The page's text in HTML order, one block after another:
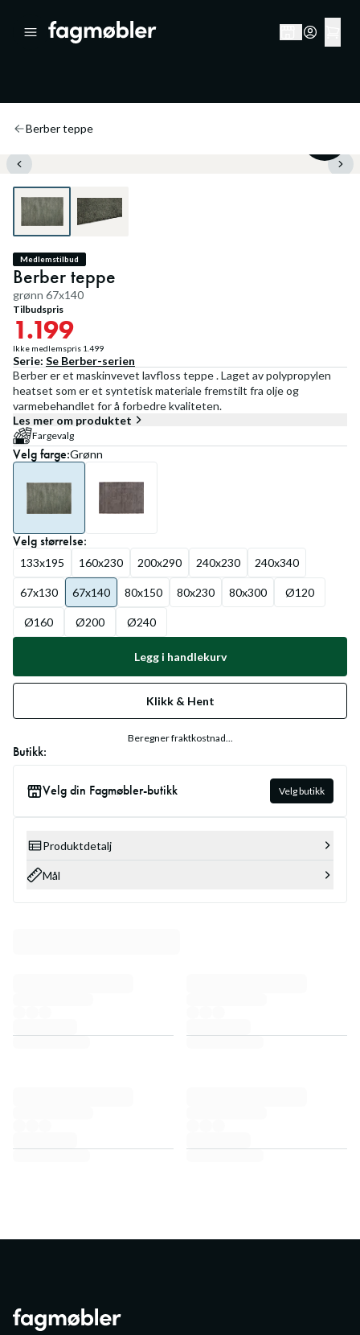
Berber teppe
Medlemstilbud
Berber teppe
grønn 67x140
Tilbudspris
1.199
Ikke medlemspris 1.499
Serie: Se Berber-serien
Berber er et maskinvevet lavfloss teppe . Laget av polypropylen
heatset som er et syntetisk materiale fremstilt fra olje og
varmebehandlet for å forbedre kvaliteten.
Les mer om produktet
Fargevalg
Velgfarge:Grønn
Velgstørrelse:
133x195 160x230 200x290 240x230 240x340
67x130 67x140 80x150 80x230 80x300 Ø120
Ø160 Ø200 Ø240
Legg i handlekurv
Klikk & Hent
Beregner fraktkostnad...
Butikk:
Velg din Fagmøbler-butikk Velg butikk
Produktdetalj
Mål